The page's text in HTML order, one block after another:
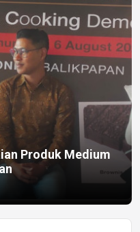
Produk Medium